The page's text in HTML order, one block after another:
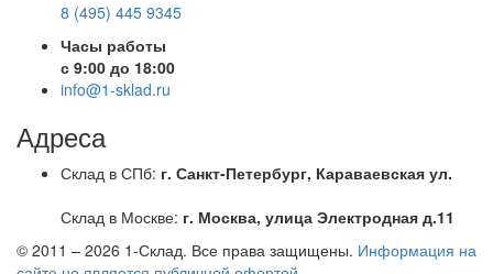
8 (495) 445 9345
Часы работы
с 9:00 до 18:00
info@1-sklad.ru
Адреса
Склад в СПб: г. Санкт-Петербург, Караваевская ул.
Склад в Москве: г. Москва, улица Электродная д.11
© 2011 – 2026 1-Склад. Все права защищены. Информация на